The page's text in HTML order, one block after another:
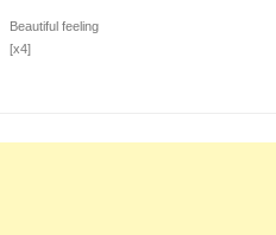
Beautiful feeling
[x4]